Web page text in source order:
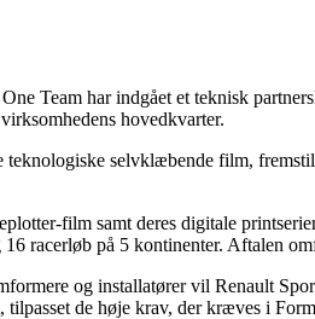
Team har indgået et teknisk
hovedkvarter.
teknologiske selvklæbende film,
film samt deres digitale
racerløb på 5 kontinenter. Aftalen
og installatører vil Renault
de høje krav, der kræves i